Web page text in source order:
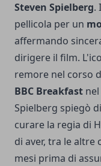
Steven Spielberg.
pellicola per un
affermando
dirigere il film.
remore nel corso
BBC Breakfast
Spielberg spiegò
curare la regia di
di aver, tra le altre
mesi prima di